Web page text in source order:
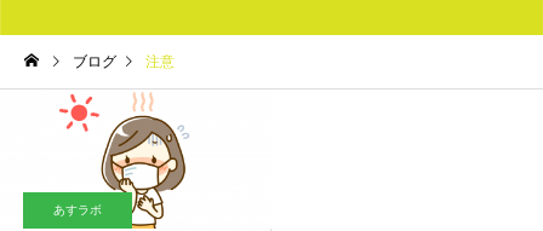
ブログ 注意
あすラボ